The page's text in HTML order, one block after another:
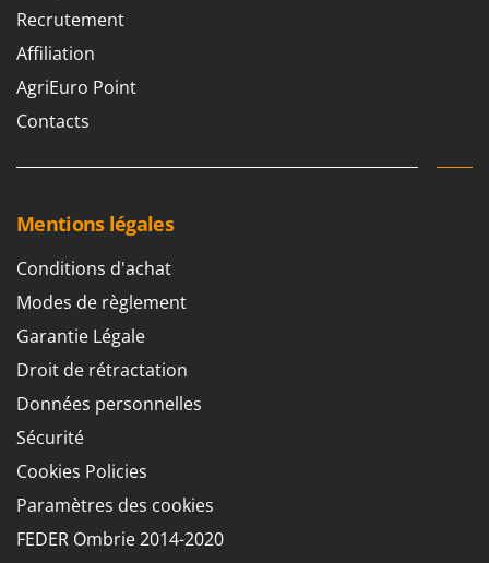
Recrutement
Affiliation
AgriEuro Point
Contacts
Mentions légales
Conditions d'achat
Modes de règlement
Garantie Légale
Droit de rétractation
Données personnelles
Sécurité
Cookies Policies
Paramètres des cookies
FEDER Ombrie 2014-2020